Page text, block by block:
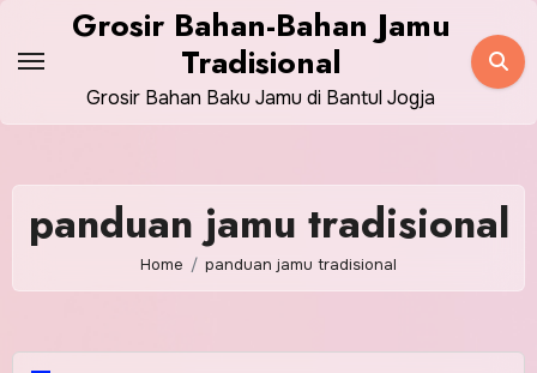
Grosir Bahan-Bahan Jamu
Tradisional
Grosir Bahan Baku Jamu di Bantul Jogja
panduan jamu tradisional
Home panduan jamu tradisional